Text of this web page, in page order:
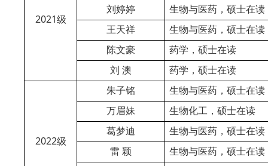
2021级
刘婷婷
生物与医药，硕士在读
王天祥
生物与医药，硕士在读
陈文豪
药学，硕士在读
刘 澳 药学，硕士在读
2022级
朱子铭
生物与医药，硕士在读
万眉妹
生物化工，硕士在读
葛梦迪
生物与医药，硕士在读
雷 颖
生物与医药，硕士在读